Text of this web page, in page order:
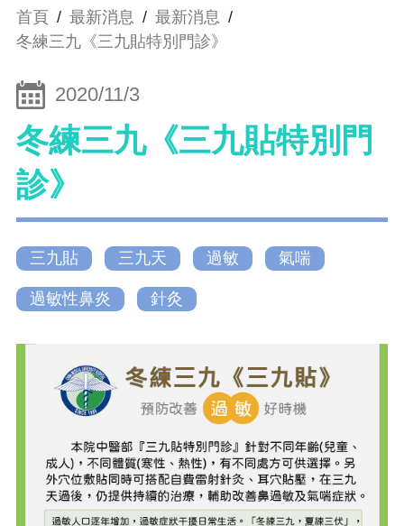
首頁 / 最新消息 / 最新消息 /
冬練三九《三九貼特別門診》
2020/11/3
冬練三九《三九貼特別門
診》
三九貼 三九天 過敏 氣喘
過敏性鼻炎 針灸